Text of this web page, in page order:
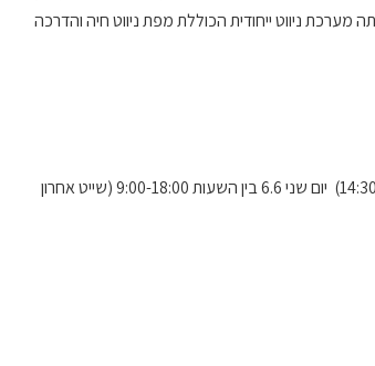
מערכת ניווט ייחודית הכוללת מפת ניווט חיה והדרכה
יום שישי 3.6 בין השעות: 9:00-14:30 (שייט אחרון ב14:30) יום שני 6.6 בין השעות 9:00-18:00 (שייט אחרון